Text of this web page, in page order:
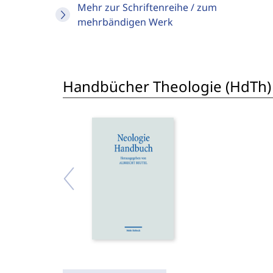
Mehr zur Schriftenreihe / zum
mehrbändigen Werk
Handbücher Theologie (HdTh)